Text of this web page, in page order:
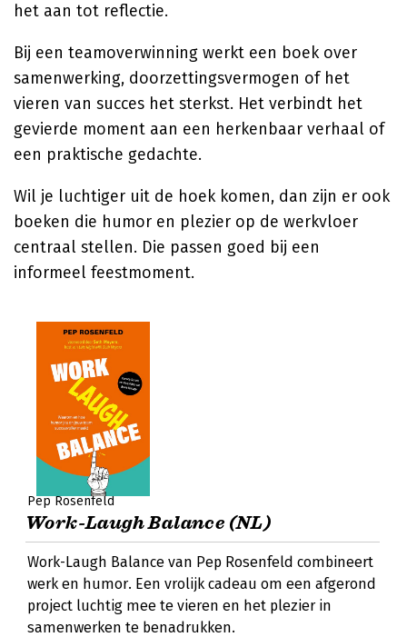
het aan tot reflectie.
Bij een teamoverwinning werkt een boek over
samenwerking, doorzettingsvermogen of het
vieren van succes het sterkst. Het verbindt het
gevierde moment aan een herkenbaar verhaal of
een praktische gedachte.
Wil je luchtiger uit de hoek komen, dan zijn er ook
boeken die humor en plezier op de werkvloer
centraal stellen. Die passen goed bij een
informeel feestmoment.
Pep Rosenfeld
Work-Laugh Balance (NL)
Work-Laugh Balance van Pep Rosenfeld combineert
werk en humor. Een vrolijk cadeau om een afgerond
project luchtig mee te vieren en het plezier in
samenwerken te benadrukken.